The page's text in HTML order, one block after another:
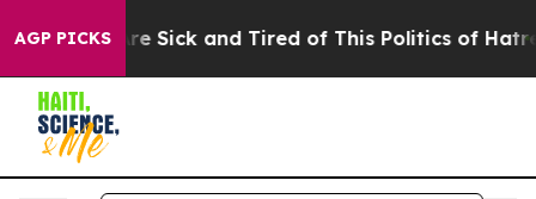
AGP PICKSAre Sick and Tired of This Politics of Hatred”